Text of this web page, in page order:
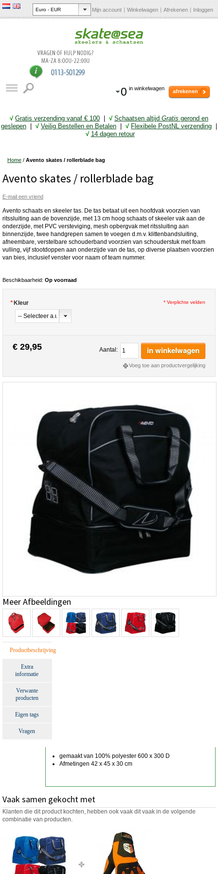
Mijn account Winkelwagen Afrekenen Inloggen
0 in winkelwagen afrekenen
√ Gratis verzending vanaf € 100 √ Schaatsen altijd Gratis gerond en
geslepen
√ Veilig Bestellen en Betalen √ Flexibele PostNL verzending
√ 14 dagen retour
Home / Avento skates / rollerblade bag
Avento skates / rollerblade bag
E-mail een vriend
Avento schaats en skeeler tas. De tas betaat uit een hoofdvak voorzien van
ritssluiting aan de bovenzijde, met 13 cm hoog schaats of skeeler vak aan de
onderzijde, met PVC versteviging, mesh opbergvak met ritssluiting aan
binnenzijde, twee handgrepen samen te voegen d.m.v. klittenbandsluiting,
afneembare, verstelbare schouderband voorzien van schouderstuk met foam
vulling, vijf stootdoppen aan onderzijde van de tas, op diverse plaatsen voorzien
van bies, inclusief venster voor naam of team nummer.
Beschikbaarheid: Op voorraad
*Kleur * Verplichte velden
€ 29,95 Aantal: in winkelwagen
Voeg toe aan productvergelijking
Meer Afbeeldingen
Productbeschrijving
Extra
informatie
Verwante
producten
Eigen tags
Vragen
gemaakt van 100% polyester 600 x 300 D
Afmetingen 42 x 45 x 30 cm
Vaak samen gekocht met
Klanten die dit product kochten, hebben ook vaak dit vaak in de volgende
combinatie van producten.